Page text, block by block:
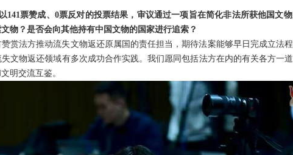
141票赞成、0票反对的投票结果，审议通过一项旨在简化非法所获他国文
物？是否会向其他持有中国文物的国家进行追索？
赏法方推动流失文物返还原属国的责任担当，期待法案能够早日完成立法
文物返还领域有多次成功合作实践。我们愿同包括法方在内的有关各方一
明交流互鉴。